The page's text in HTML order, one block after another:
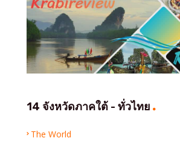
14 จังหวัดภาคใต้ - ทั่วไทย
The World